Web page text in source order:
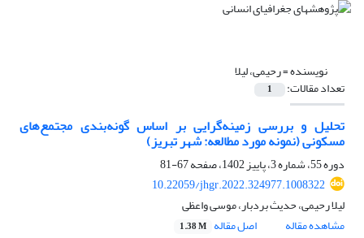
نویسنده =رحیمی، لیلا
تعداد مقالات: 1
تحلیل و بررسی زمینه‌گرایی بر اساس گونه‌بندی‌ مجتمع‌های
مسکونی (نمونه مورد مطالعه: شهر تبریز)
دوره 55، شماره 3، پاییز 1402، صفحه
67-81
10.22059/jhgr.2022.324977.1008322
لیلا رحیمی، حدیث بردبار، موسی واعظی
مشاهده مقاله
اصل مقاله 1.38 M